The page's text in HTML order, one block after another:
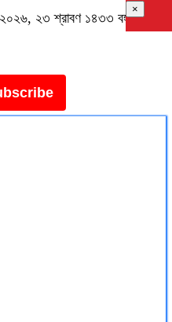
২৩ শ্রাবণ ১৪৩৩ বঙ্গাব্দ
×